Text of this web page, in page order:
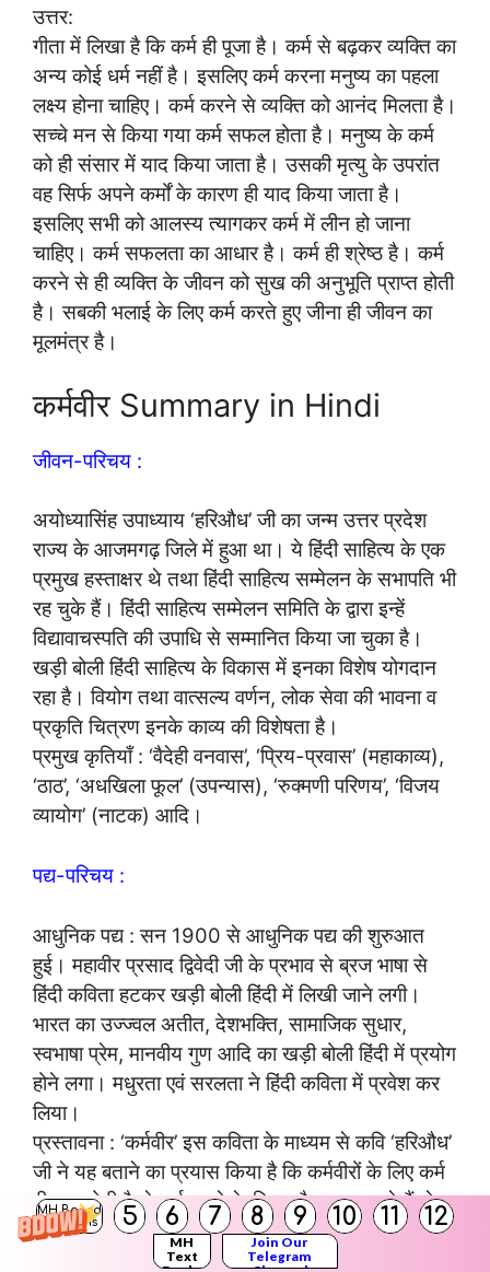
MH Board
Solutions
5 6 7 8 9 10 11 12
MH
Text
Join Our
Telegram
उत्तर:
गीता में लिखा है कि कर्म ही पूजा है। कर्म से बढ़कर व्यक्ति का
अन्य कोई धर्म नहीं है। इसलिए कर्म करना मनुष्य का पहला
लक्ष्य होना चाहिए। कर्म करने से व्यक्ति को आनंद मिलता है।
सच्चे मन से किया गया कर्म सफल होता है। मनुष्य के कर्म
को ही संसार में याद किया जाता है। उसकी मृत्यु के उपरांत
वह सिर्फ अपने कर्मों के कारण ही याद किया जाता है।
इसलिए सभी को आलस्य त्यागकर कर्म में लीन हो जाना
चाहिए। कर्म सफलता का आधार है। कर्म ही श्रेष्ठ है। कर्म
करने से ही व्यक्ति के जीवन को सुख की अनुभूति प्राप्त होती
है। सबकी भलाई के लिए कर्म करते हुए जीना ही जीवन का
मूलमंत्र है।
कर्मवीर Summary in Hindi
जीवन-परिचय :
अयोध्यासिंह उपाध्याय ‘हरिऔध’ जी का जन्म उत्तर प्रदेश
राज्य के आजमगढ़ जिले में हुआ था। ये हिंदी साहित्य के एक
प्रमुख हस्ताक्षर थे तथा हिंदी साहित्य सम्मेलन के सभापति भी
रह चुके हैं। हिंदी साहित्य सम्मेलन समिति के द्वारा इन्हें
विद्यावाचस्पति की उपाधि से सम्मानित किया जा चुका है।
खड़ी बोली हिंदी साहित्य के विकास में इनका विशेष योगदान
रहा है। वियोग तथा वात्सल्य वर्णन, लोक सेवा की भावना व
प्रकृति चित्रण इनके काव्य की विशेषता है।
प्रमुख कृतियाँ : ‘वैदेही वनवास’, ‘प्रिय-प्रवास’ (महाकाव्य),
‘ठाठ’, ‘अधखिला फूल’ (उपन्यास), ‘रुक्मणी परिणय’, ‘विजय
व्यायोग’ (नाटक) आदि।
पद्य-परिचय :
आधुनिक पद्य : सन 1900 से आधुनिक पद्य की शुरुआत
हुई। महावीर प्रसाद द्विवेदी जी के प्रभाव से ब्रज भाषा से
हिंदी कविता हटकर खड़ी बोली हिंदी में लिखी जाने लगी।
भारत का उज्ज्वल अतीत, देशभक्ति, सामाजिक सुधार,
स्वभाषा प्रेम, मानवीय गुण आदि का खड़ी बोली हिंदी में प्रयोग
होने लगा। मधुरता एवं सरलता ने हिंदी कविता में प्रवेश कर
लिया।
प्रस्तावना : ‘कर्मवीर’ इस कविता के माध्यम से कवि ‘हरिऔध’
जी ने यह बताने का प्रयास किया है कि कर्मवीरों के लिए कर्म
ही पूजा होती है, वे कर्म करने के लिए सदैव तत्पर रहते हैं, वे
असंभव को संभव बना देते हैं, तथा देश और समाज को उन्नति
के मार्ग पर ले जाते हैं।